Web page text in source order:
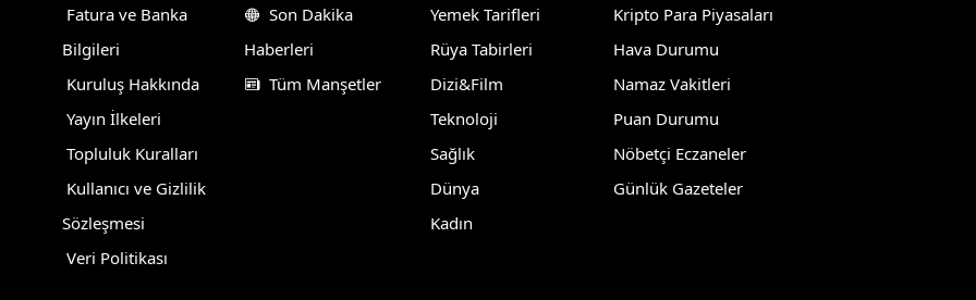
Karaman
Kırıkkale
Batman
Şırnak
Fatura ve Banka
Bilgileri
Kuruluş Hakkında
Yayın İlkeleri
Topluluk Kuralları
Kullanıcı ve Gizlilik
Sözleşmesi
Veri Politikası
Son Dakika
Haberleri
Tüm Manşetler
Yemek Tarifleri
Rüya Tabirleri
Dizi&Film
Teknoloji
Sağlık
Dünya
Kadın
Kripto Para Piyasaları
Hava Durumu
Namaz Vakitleri
Puan Durumu
Nöbetçi Eczaneler
Günlük Gazeteler